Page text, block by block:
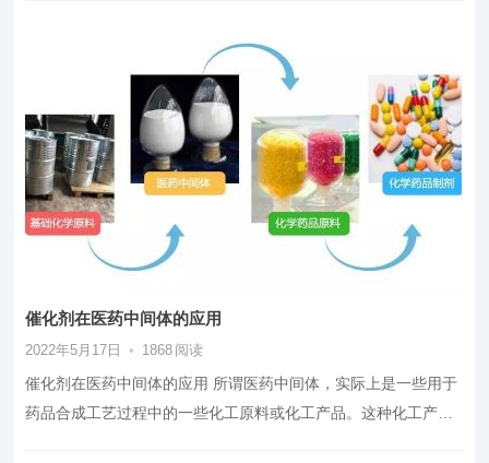
催化剂在医药中间体的应用
2022年5月17日 • 1868 阅读
催化剂在医药中间体的应用 所谓医药中间体，实际上是一些用于
药品合成工艺过程中的一些化工原料或化工产品。这种化工产